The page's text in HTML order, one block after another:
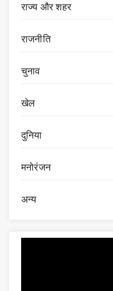
राज्य और शहर
राजनीति
चुनाव
खेल
दुनिया
मनोरंजन
अन्य